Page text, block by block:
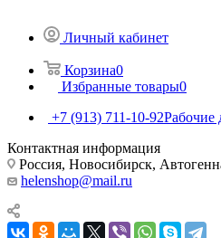
Личный кабинет
Корзина0
Избранные товары0
+7 (913) 711-10-92Рабочие
Контактная информация
Россия, Новосибирск,
helenshop@mail.ru